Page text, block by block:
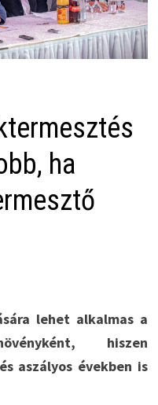
ha
lehet alkalmas a
hiszen
aszályos években is